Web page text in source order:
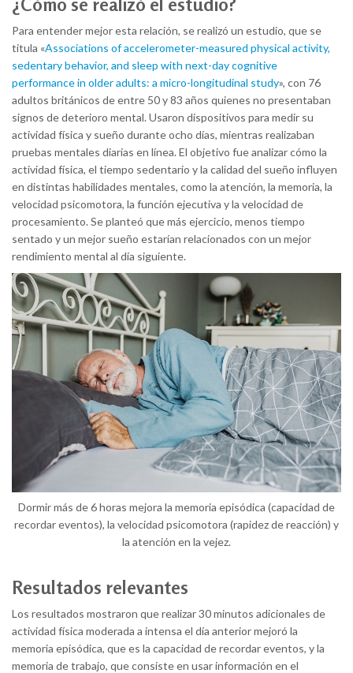
Para entender mejor esta relación, se realizó un estudio, que se
titula «Associations of accelerometer-measured physical activity,
sedentary behavior, and sleep with next-day cognitive
performance in older adults: a micro-longitudinal study», con 76
adultos británicos de entre 50 y 83 años quienes no presentaban
signos de deterioro mental. Usaron dispositivos para medir su
actividad física y sueño durante ocho días, mientras realizaban
pruebas mentales diarias en línea. El objetivo fue analizar cómo la
actividad física, el tiempo sedentario y la calidad del sueño influyen
en distintas habilidades mentales, como la atención, la memoria, la
velocidad psicomotora, la función ejecutiva y la velocidad de
procesamiento. Se planteó que más ejercicio, menos tiempo
sentado y un mejor sueño estarían relacionados con un mejor
rendimiento mental al día siguiente.
Dormir más de 6 horas mejora la memoria episódica (capacidad de
recordar eventos), la velocidad psicomotora (rapidez de reacción) y
la atención en la vejez.
Resultados relevantes
Los resultados mostraron que realizar 30 minutos adicionales de
actividad física moderada a intensa el día anterior mejoró la
memoria episódica, que es la capacidad de recordar eventos, y la
memoria de trabajo, que consiste en usar información en el